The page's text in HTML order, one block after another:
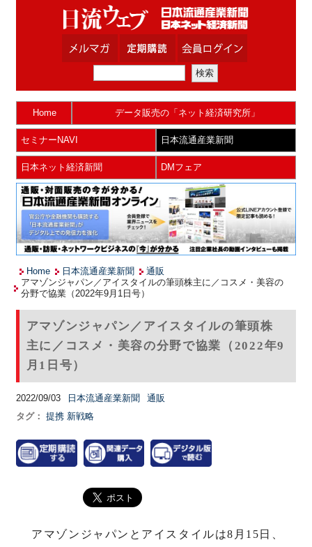
Home データ販売の「ネット経済研究所」
セミナーNAVI 日本流通産業新聞
日本ネット経済新聞 DMフェア
Home 日本流通産業新聞
通販
アマゾンジャパン／アイスタイルの筆頭株主に／コスメ・美容の
分野で協業（2022年9月1日号）
アマゾンジャパン／アイスタイルの筆頭株
主に／コスメ・美容の分野で協業（2022年9
月1日号）
2022/09/03 日本流通産業新聞
通販
タグ： 提携 新戦略
アマゾンジャパンとアイスタイルは8月15日、